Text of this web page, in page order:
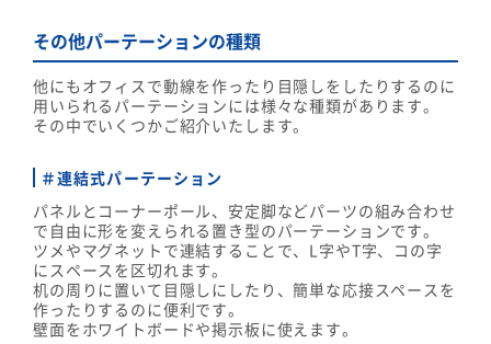
その他パーテーションの種類
他にもオフィスで動線を作ったり目隠しをしたりするのに
用いられるパーテーションには様々な種類があります。
その中でいくつかご紹介いたします。
＃連結式パーテーション
パネルとコーナーポール、安定脚などパーツの組み合わせ
で自由に形を変えられる置き型のパーテーションです。
ツメやマグネットで連結することで、L字やT字、コの字
にスペースを区切れます。
机の周りに置いて目隠しにしたり、簡単な応接スペースを
作ったりするのに便利です。
壁面をホワイトボードや掲示板に使えます。